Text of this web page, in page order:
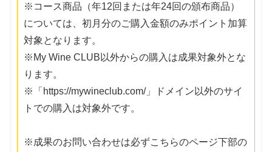
※コース商品（年12回または年24回の頒布商品）
については、初月分のご購入金額のみポイント加算
対象となります。
※My Wine CLUB以外からの購入は成果対象外とな
ります。
※「https://mywineclub.com/」ドメイン以外のサイ
トでの購入は対象外です。
※成果のお問い合わせは必ずこちらのページ下部の